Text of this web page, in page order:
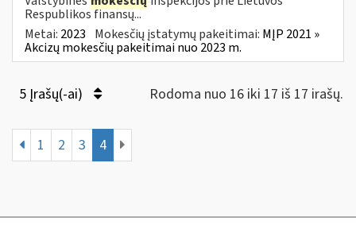
Respublikos finansų...
Metai: 2023 Mokesčių įstatymų pakeitimai: MĮP 2021 »
Akcizų mokesčių pakeitimai nuo 2023 m.
5 Įrašų(-ai) Rodoma nuo 16 iki 17 iš 17 irašų.
1 2 3 4